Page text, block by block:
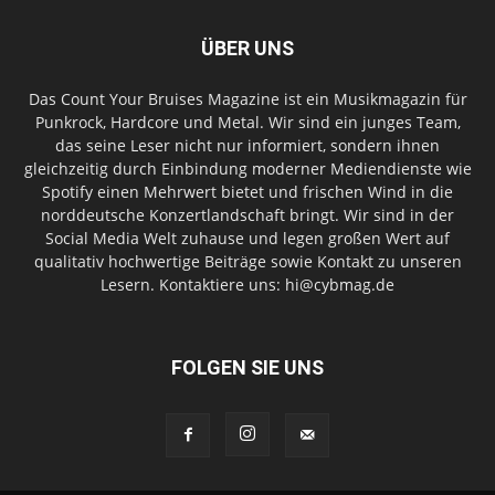
ÜBER UNS
Das Count Your Bruises Magazine ist ein Musikmagazin für
Punkrock, Hardcore und Metal. Wir sind ein junges Team,
das seine Leser nicht nur informiert, sondern ihnen
gleichzeitig durch Einbindung moderner Mediendienste wie
Spotify einen Mehrwert bietet und frischen Wind in die
norddeutsche Konzertlandschaft bringt. Wir sind in der
Social Media Welt zuhause und legen großen Wert auf
qualitativ hochwertige Beiträge sowie Kontakt zu unseren
Lesern. Kontaktiere uns: hi@cybmag.de
FOLGEN SIE UNS